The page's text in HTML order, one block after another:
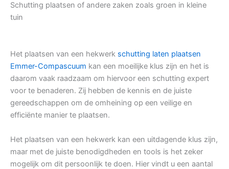
Schutting plaatsen of andere zaken zoals groen in kleine
tuin
Het plaatsen van een hekwerk schutting laten plaatsen
Emmer-Compascuum kan een moeilijke klus zijn en het is
daarom vaak raadzaam om hiervoor een schutting expert
voor te benaderen. Zij hebben de kennis en de juiste
gereedschappen om de omheining op een veilige en
efficiënte manier te plaatsen.
Het plaatsen van een hekwerk kan een uitdagende klus zijn,
maar met de juiste benodigdheden en tools is het zeker
mogelijk om dit persoonlijk te doen. Hier vindt u een aantal